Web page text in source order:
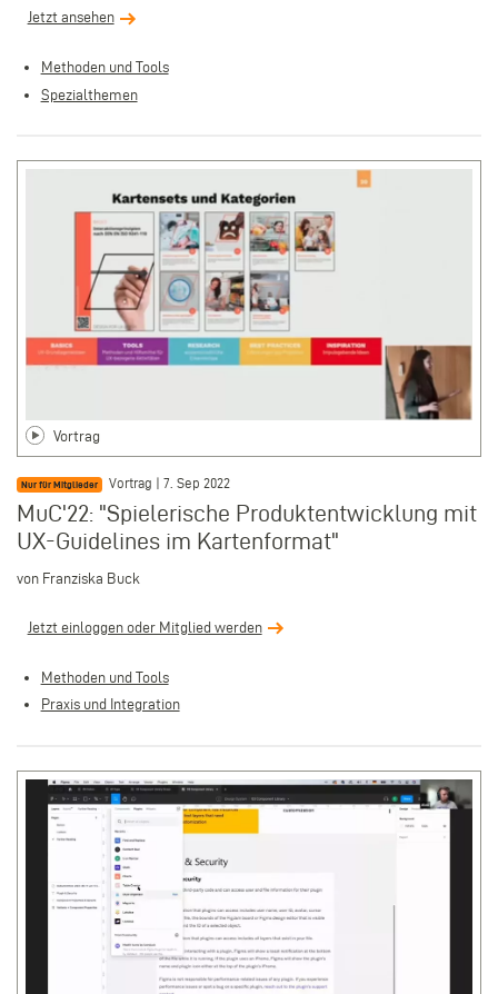
Jetzt ansehen
Methoden und Tools
Spezialthemen
Vortrag
Nur für Mitglieder Vortrag | 7. Sep 2022
MuC'22: "Spielerische Produktentwicklung mit
UX-Guidelines im Kartenformat"
von Franziska Buck
Jetzt einloggen oder Mitglied werden
Methoden und Tools
Praxis und Integration